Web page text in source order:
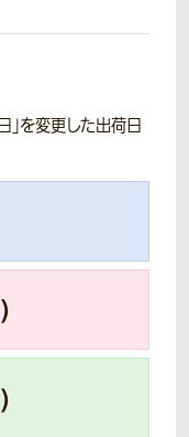
」を変更した出荷日
)
)